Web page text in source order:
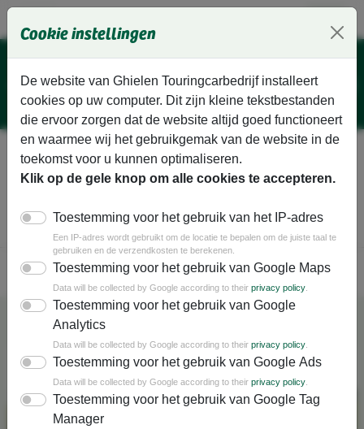
Ga direct naar de hoofdinhoud van deze pagina.
Vakantiereizen Dagtochten
Groepsarrangementen Evenementen
Bus huren Schoolvervoer Fietsvakanties
Belevenissen gasten
Cookie instellingen
De website van Ghielen Touringcarbedrijf installeert
cookies op uw computer. Dit zijn kleine tekstbestanden
die ervoor zorgen dat de website altijd goed functioneert
en waarmee wij het gebruikgemak van de website in de
toekomst voor u kunnen optimaliseren.
Klik op de gele knop om alle cookies te accepteren.
Toestemming voor het gebruik van het IP-adres
Een IP-adres wordt gebruikt om de locatie te bepalen om de juiste taal te
gebruiken en de verzendkosten te berekenen.
Toestemming voor het gebruik van Google Maps
Data will be collected by Google according to their privacy policy
Toestemming voor het gebruik van Google
Analytics
Data will be collected by Google according to their privacy policy
Toestemming voor het gebruik van Google Ads
Data will be collected by Google according to their privacy policy
Toestemming voor het gebruik van Google Tag
Manager